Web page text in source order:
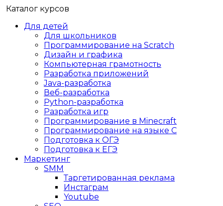
Каталог курсов
Для детей
Для школьников
Программирование на Scratch
Дизайн и графика
Компьютерная грамотность
Разработка приложений
Java-разработка
Веб-разработка
Python-разработка
Разработка игр
Программирование в Minecraft
Программирование на языке C
Подготовка к ОГЭ
Подготовка к ЕГЭ
Маркетинг
SMM
Таргетированная реклама
Инстаграм
Youtube